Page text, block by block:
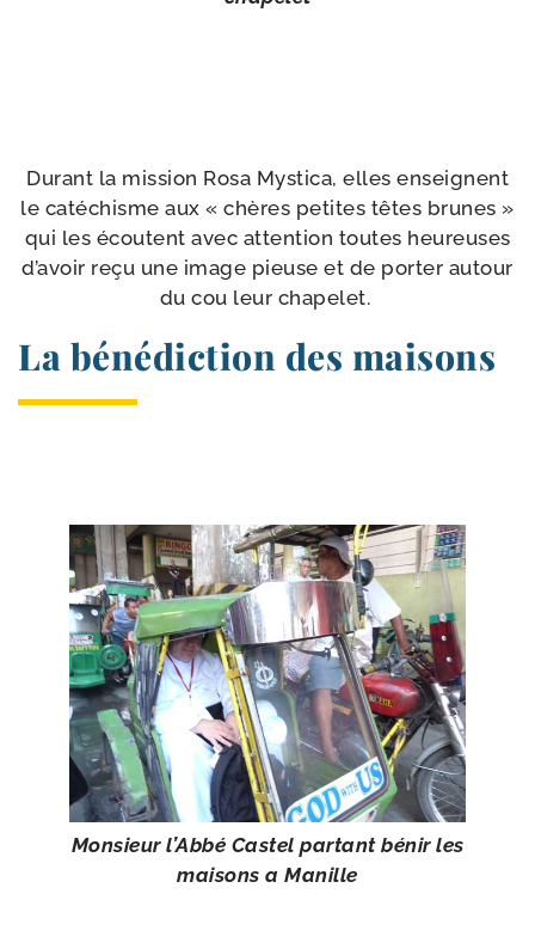
Durant la mis­sion Rosa Mystica, elles enseignent
le caté­chisme aux « chères petites têtes brunes »
qui les écoutent avec atten­tion toutes heu­reuses
d’avoir reçu une image pieuse et de por­ter autour
du cou leur chapelet.
La bénédiction des maisons
Monsieur l’Abbé Castel par­tant bénir les
mai­sons a Manille